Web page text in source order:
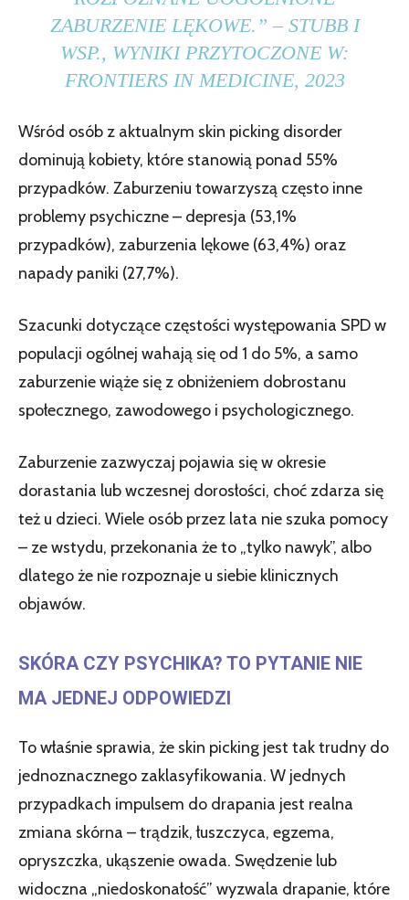
ZABURZENIE LĘKOWE.” – STUBB I
WSP., WYNIKI PRZYTOCZONE W:
FRONTIERS IN MEDICINE, 2023
Wśród osób z aktualnym skin picking disorder
dominują kobiety, które stanowią ponad 55%
przypadków. Zaburzeniu towarzyszą często inne
problemy psychiczne – depresja (53,1%
przypadków), zaburzenia lękowe (63,4%) oraz
napady paniki (27,7%).
Szacunki dotyczące częstości występowania SPD w
populacji ogólnej wahają się od 1 do 5%, a samo
zaburzenie wiąże się z obniżeniem dobrostanu
społecznego, zawodowego i psychologicznego.
Zaburzenie zazwyczaj pojawia się w okresie
dorastania lub wczesnej dorosłości, choć zdarza się
też u dzieci. Wiele osób przez lata nie szuka pomocy
– ze wstydu, przekonania że to „tylko nawyk”, albo
dlatego że nie rozpoznaje u siebie klinicznych
objawów.
SKÓRA CZY PSYCHIKA? TO PYTANIE NIE
MA JEDNEJ ODPOWIEDZI
To właśnie sprawia, że skin picking jest tak trudny do
jednoznacznego zaklasyfikowania. W jednych
przypadkach impulsem do drapania jest realna
zmiana skórna – trądzik, łuszczyca, egzema,
opryszczka, ukąszenie owada. Swędzenie lub
widoczna „niedoskonałość” wyzwala drapanie, które